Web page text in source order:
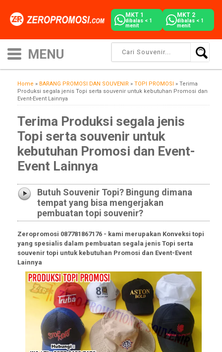
MKT 1
dibalas < 1
menit
MKT 2
dibalas < 1
menit
Home » BARANG PROMOSI DAN SOUVENIR » TOPI PROMOSI » Terima
Produksi segala jenis Topi serta souvenir untuk kebutuhan Promosi dan
Event-Event Lainnya
Terima Produksi segala jenis
Topi serta souvenir untuk
kebutuhan Promosi dan Event-
Event Lainnya
Butuh Souvenir Topi? Bingung dimana
tempat yang bisa mengerjakan
pembuatan topi souvenir?
Zeropromosi 087781867176 - kami merupakan Konveksi topi
yang spesialis dalam pembuatan segala jenis Topi serta
souvenir topi untuk kebutuhan Promosi dan Event-Event
Lainnya